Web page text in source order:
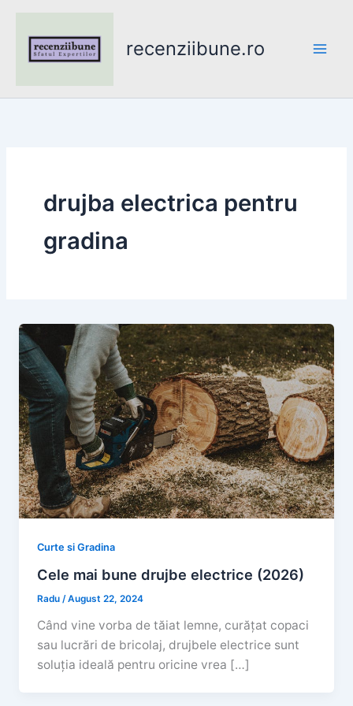
content
recenziibune.ro
drujba electrica pentru
gradina
Curte si Gradina
Cele mai bune drujbe electrice (2026)
Radu/August 22, 2024
Când vine vorba de tăiat lemne, curățat copaci
sau lucrări de bricolaj, drujbele electrice sunt
soluția ideală pentru oricine vrea […]